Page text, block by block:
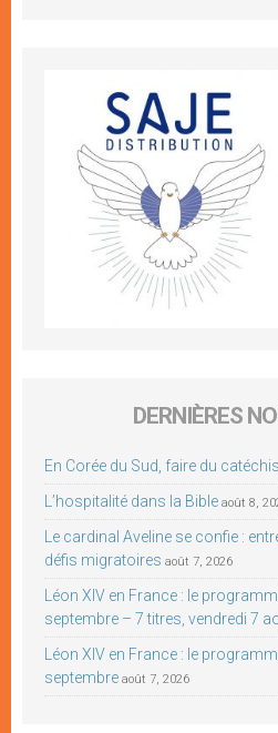
DERNIÈRES
En Corée du Sud, faire du
L’hospitalité dans la Bible août 8,
Le cardinal Aveline se confie :
défis migratoires août 7, 2026
Léon XIV en France : le
septembre – 7 titres, vendredi 7
Léon XIV en France : le
septembre août 7, 2026